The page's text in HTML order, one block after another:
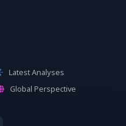
Latest Analyses
Global Perspective